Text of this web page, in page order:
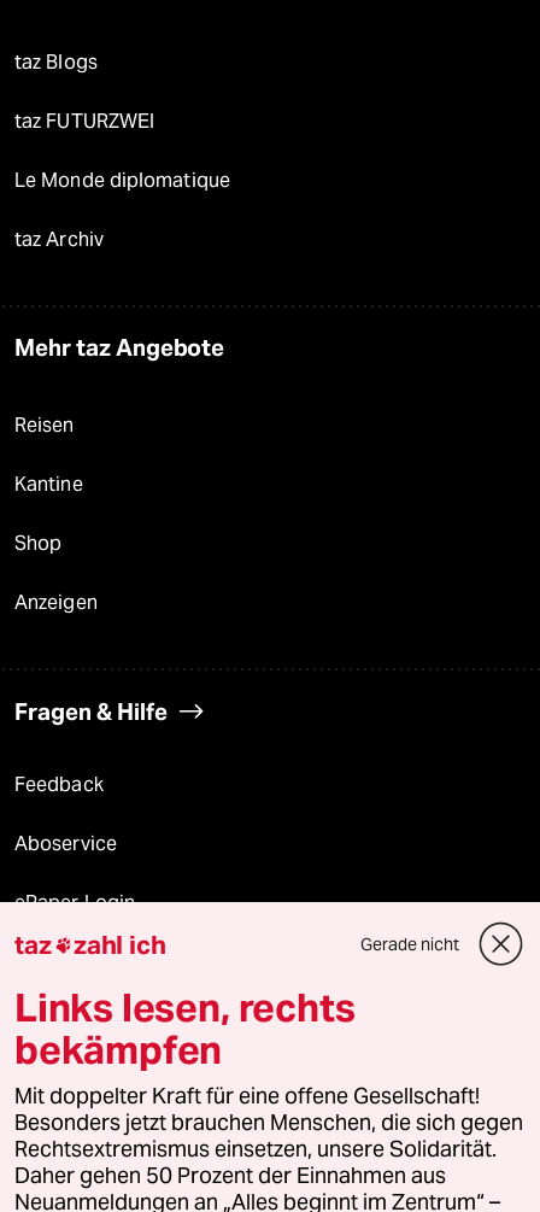
taz Blogs
taz FUTURZWEI
Le Monde diplomatique
taz Archiv
Mehr taz Angebote
Reisen
Kantine
Shop
Anzeigen
Fragen & Hilfe
Feedback
Aboservice
ePaper Login
Downloads für Abonnierende
© 2026 taz Verlags und Vertriebs GmbH
Alle Rechte vorbehalten. Bei rechtlichen Fragen oder für Genehmigungen
wenden Sie sich bitte an
lizenzen@taz.de
Feedback Redaktionsstatut Kommune-Richtlinien
taz zahl ich Gerade nicht
Links lesen, rechts
bekämpfen
Mit doppelter Kraft für eine offene Gesellschaft!
Besonders jetzt brauchen Menschen, die sich gegen
Rechtsextremismus einsetzen, unsere Solidarität.
Daher gehen 50 Prozent der Einnahmen aus
Neuanmeldungen an „Alles beginnt im Zentrum“ –